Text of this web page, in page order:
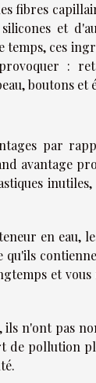
fibres
et
ces
:
boutons et
par
avantage
en eau,
qu'ils
et
n'ont pas
pollution